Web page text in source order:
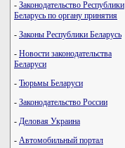
- Законодательство Республики
Беларусь по органу принятия
- Законы Республики Беларусь
- Новости законодательства
Беларуси
- Тюрьмы Беларуси
- Законодательство России
- Деловая Украина
- Автомобильный портал